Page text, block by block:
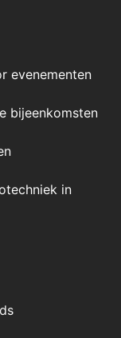
evenementen
bijeenkomsten
in